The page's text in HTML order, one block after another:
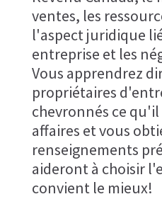
ventes, les
l'aspect juridique
entreprise et les
Vous apprendrez
propriétaires
chevronnés ce
affaires et vous
renseignements
aideront à choisir
convient le mieux!